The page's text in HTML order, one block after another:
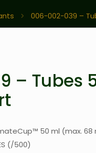
006-002-039 –
– Tubes
50 ml (max. 68
(/500)